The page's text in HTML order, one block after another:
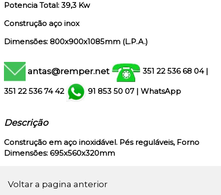
Potencia Total: 39,3 Kw
Construção aço inox
Dimensões: 800x900x1085mm (L.P.A.)
antas@remper.net 351 22 536 68 04 |
351 22 536 74 42 91 853 50 07 | WhatsApp
Descrição
Construção em aço inoxidável. Pés reguláveis, Forno
Dimensões: 695x560x320mm
Voltar a pagina anterior